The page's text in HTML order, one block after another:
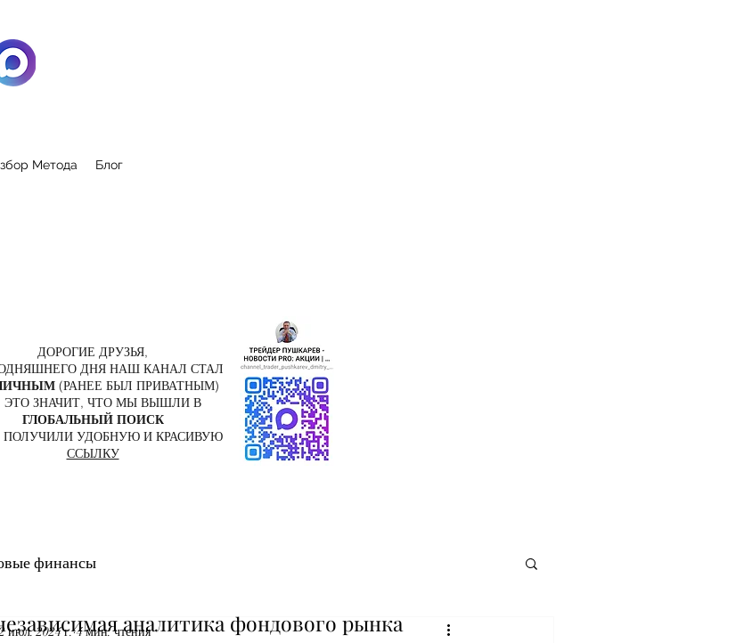
Метода Блог
ДОРОГИЕ ДРУЗЬЯ,
ДНЯ НАШ КАНАЛ СТАЛ
(РАНЕЕ БЫЛ ПРИВАТНЫМ)
ЭТО ЗНАЧИТ, ЧТО МЫ ВЫШЛИ В
ГЛОБАЛЬНЫЙ ПОИСК
ПОЛУЧИЛИ УДОБНУЮ И КРАСИВУЮ
ССЫЛКУ
финансы
июл. 2024 г. 4 мин. чтенияаналитика фондового рынка